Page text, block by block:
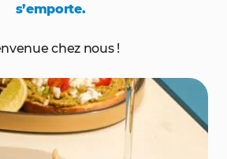
s’emporte.
chez nous !